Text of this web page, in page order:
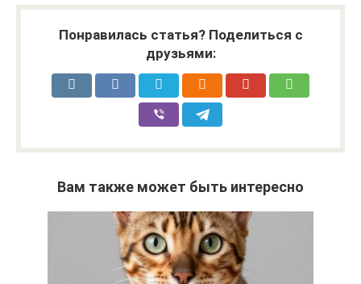
Понравилась статья? Поделиться с
друзьями:
Вам также может быть интересно